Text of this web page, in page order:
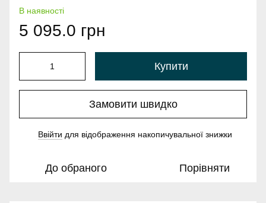
В наявності
5 095.0 грн
Купити
Замовити швидко
Ввійти для відображення накопичувальної знижки
До обраного Порівняти